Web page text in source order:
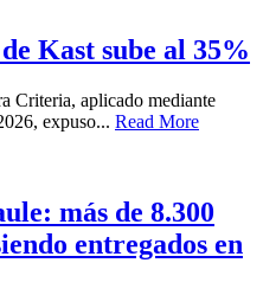
Kast sube al 35%
Criteria, aplicado mediante
expuso... Read More
más de 8.300
entregados en